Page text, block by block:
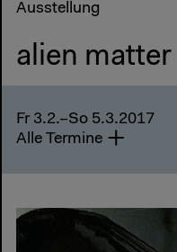
Ausstellung
alien matter
Fr 3.2.–So 5.3.2017
Alle Termine